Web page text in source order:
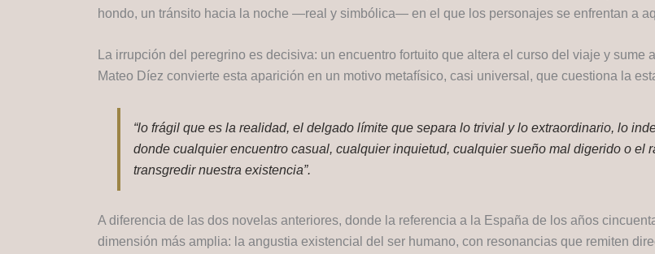
hondo, un tránsito hacia la noche —real y simbólica— en el que los personajes se enfrentan a
La irrupción del peregrino es decisiva: un encuentro fortuito que altera el curso del viaje y
Mateo Díez convierte esta aparición en un motivo metafísico, casi universal, que cuestiona la
“lo frágil que es la realidad, el delgado límite que separa lo trivial y lo extraordinario, lo
donde cualquier encuentro casual, cualquier inquietud, cualquier sueño mal digerido o el
transgredir nuestra existencia”.
A diferencia de las dos novelas anteriores, donde la referencia a la España de los años
dimensión más amplia: la angustia existencial del ser humano, con resonancias que remiten